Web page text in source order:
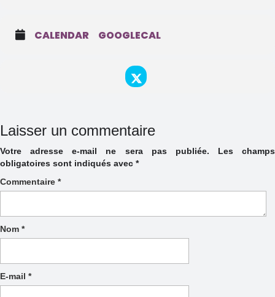
CALENDAR GOOGLECAL
Laisser un commentaire
Votre adresse e-mail ne sera pas publiée.
Les champs
obligatoires sont indiqués avec *
Commentaire *
Nom *
E-mail *